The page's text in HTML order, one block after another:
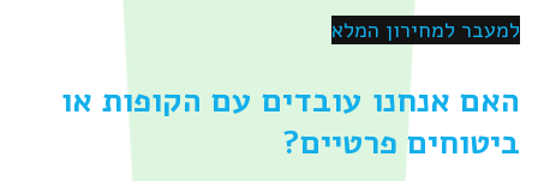
למחירון המלא
אנחנו עובדים עם הקופות או
פרטיים?